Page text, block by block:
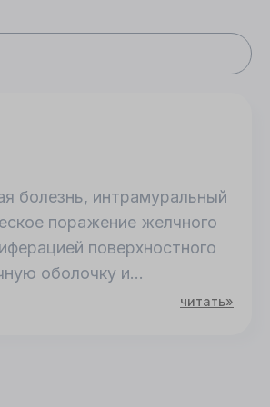
болезнь, интрамуральный
поражение желчного
поверхностного
оболочку и
– синусов Рокитанского-
читать»